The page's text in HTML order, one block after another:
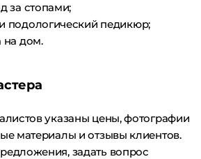
за стопами;
подологический педикюр;
на дом.
указаны цены, фотографии
материалы и отзывы клиентов.
задать вопрос